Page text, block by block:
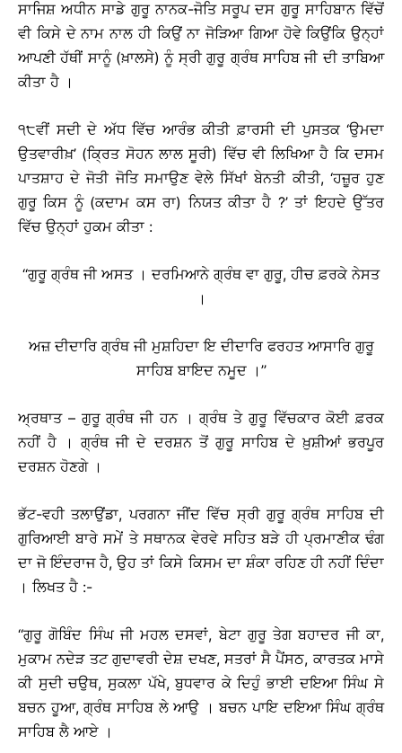
ਸਾਜਿਸ਼ ਅਧੀਨ ਸਾਡੇ ਗੁਰੂ ਨਾਨਕ-ਜੋਤਿ ਸਰੂਪ ਦਸ ਗੁਰੂ ਸਾਹਿਬਾਨ ਵਿੱਚੋਂ
ਵੀ ਕਿਸੇ ਦੇ ਨਾਮ ਨਾਲ ਹੀ ਕਿਉਂ ਨਾ ਜੋੜਿਆ ਗਿਆ ਹੋਵੇ ਕਿਉਂਕਿ ਉਨ੍ਹਾਂ
ਆਪਣੀ ਹੱਥੀਂ ਸਾਨੂੰ (ਖ਼ਾਲਸੇ) ਨੂੰ ਸ੍ਰੀ ਗੁਰੂ ਗ੍ਰੰਥ ਸਾਹਿਬ ਜੀ ਦੀ ਤਾਬਿਆ
ਕੀਤਾ ਹੈ ।
੧੮ਵੀਂ ਸਦੀ ਦੇ ਅੱਧ ਵਿੱਚ ਆਰੰਭ ਕੀਤੀ ਫ਼ਾਰਸੀ ਦੀ ਪੁਸਤਕ ‘ਉਮਦਾ
ਉਤਵਾਰੀਖ਼’ (ਕ੍ਰਿਤ ਸੋਹਨ ਲਾਲ ਸੂਰੀ) ਵਿੱਚ ਵੀ ਲਿਖਿਆ ਹੈ ਕਿ ਦਸਮ
ਪਾਤਸ਼ਾਹ ਦੇ ਜੋਤੀ ਜੋਤਿ ਸਮਾਉਣ ਵੇਲੇ ਸਿੱਖਾਂ ਬੇਨਤੀ ਕੀਤੀ, ‘ਹਜ਼ੂਰ ਹੁਣ
ਗੁਰੂ ਕਿਸ ਨੂੰ (ਕਦਾਮ ਕਸ ਰਾ) ਨਿਯਤ ਕੀਤਾ ਹੈ ?’ ਤਾਂ ਇਹਦੇ ਉੱਤਰ
ਵਿੱਚ ਉਨ੍ਹਾਂ ਹੁਕਮ ਕੀਤਾ :
‘‘ਗੁਰੂ ਗ੍ਰੰਥ ਜੀ ਅਸਤ । ਦਰਮਿਆਨੇ ਗ੍ਰੰਥ ਵਾ ਗੁਰੂ, ਹੀਚ ਫ਼ਰਕੇ ਨੇਸਤ
।
ਅਜ਼ ਦੀਦਾਰਿ ਗ੍ਰੰਥ ਜੀ ਮੁਸ਼ਹਿਦਾ ਇ ਦੀਦਾਰਿ ਫਰਹਤ ਆਸਾਰਿ ਗੁਰੂ
ਸਾਹਿਬ ਬਾਇਦ ਨਮੂਦ ।’’
ਅ੍ਰਥਾਤ – ਗੁਰੂ ਗ੍ਰੰਥ ਜੀ ਹਨ । ਗ੍ਰੰਥ ਤੇ ਗੁਰੂ ਵਿੱਚਕਾਰ ਕੋਈ ਫ਼ਰਕ
ਨਹੀਂ ਹੈ । ਗ੍ਰੰਥ ਜੀ ਦੇ ਦਰਸ਼ਨ ਤੋਂ ਗੁਰੂ ਸਾਹਿਬ ਦੇ ਖ਼ੁਸ਼ੀਆਂ ਭਰਪੂਰ
ਦਰਸ਼ਨ ਹੋਣਗੇ ।
ਭੱਟ-ਵਹੀ ਤਲਾਉਂਡਾ, ਪਰਗਨਾ ਜੀਂਦ ਵਿੱਚ ਸ੍ਰੀ ਗੁਰੂ ਗ੍ਰੰਥ ਸਾਹਿਬ ਦੀ
ਗੁਰਿਆਈ ਬਾਰੇ ਸਮੇਂ ਤੇ ਸਥਾਨਕ ਵੇਰਵੇ ਸਹਿਤ ਬੜੇ ਹੀ ਪ੍ਰਮਾਣੀਕ ਢੰਗ
ਦਾ ਜੋ ਇੰਦਰਾਜ ਹੈ, ਉਹ ਤਾਂ ਕਿਸੇ ਕਿਸਮ ਦਾ ਸ਼ੰਕਾ ਰਹਿਣ ਹੀ ਨਹੀਂ ਦਿੰਦਾ
। ਲਿਖਤ ਹੈ :-
‘‘ਗੁਰੂ ਗੋਬਿੰਦ ਸਿੰਘ ਜੀ ਮਹਲ ਦਸਵਾਂ, ਬੇਟਾ ਗੁਰੂ ਤੇਗ ਬਹਾਦਰ ਜੀ ਕਾ,
ਮੁਕਾਮ ਨਦੇੜ ਤਟ ਗੁਦਾਵਰੀ ਦੇਸ਼ ਦਖਣ, ਸਤਰਾਂ ਸੈ ਪੈਂਸਠ, ਕਾਰਤਕ ਮਾਸੇ
ਕੀ ਸੁਦੀ ਚਉਥ, ਸੁਕਲਾ ਪੱਖੇ, ਬੁਧਵਾਰ ਕੇ ਦਿਹੁੰ ਭਾਈ ਦਇਆ ਸਿੰਘ ਸੇ
ਬਚਨ ਹੂਆ, ਗ੍ਰੰਥ ਸਾਹਿਬ ਲੇ ਆਉ । ਬਚਨ ਪਾਇ ਦਇਆ ਸਿੰਘ ਗ੍ਰੰਥ
ਸਾਹਿਬ ਲੈ ਆਏ ।